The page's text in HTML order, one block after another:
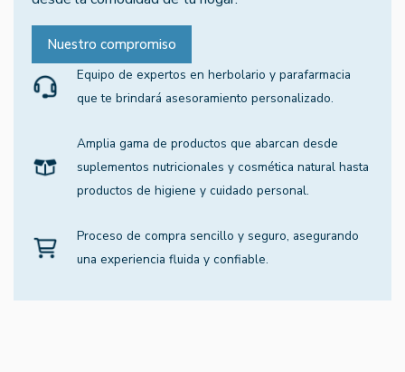
Nuestro compromiso
Equipo de expertos en herbolario y parafarmacia
que te brindará asesoramiento personalizado.
Amplia gama de productos que abarcan desde
suplementos nutricionales y cosmética natural hasta
productos de higiene y cuidado personal.
Proceso de compra sencillo y seguro, asegurando
una experiencia fluida y confiable.